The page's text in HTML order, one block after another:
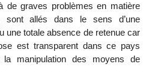
de graves problèmes en matière
allés dans le sens d’une
une totale absence de retenue car
est transparent dans ce pays
manipulation des moyens de